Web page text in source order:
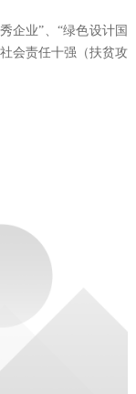
企业”、“绿色设计国
会责任十强（扶贫攻